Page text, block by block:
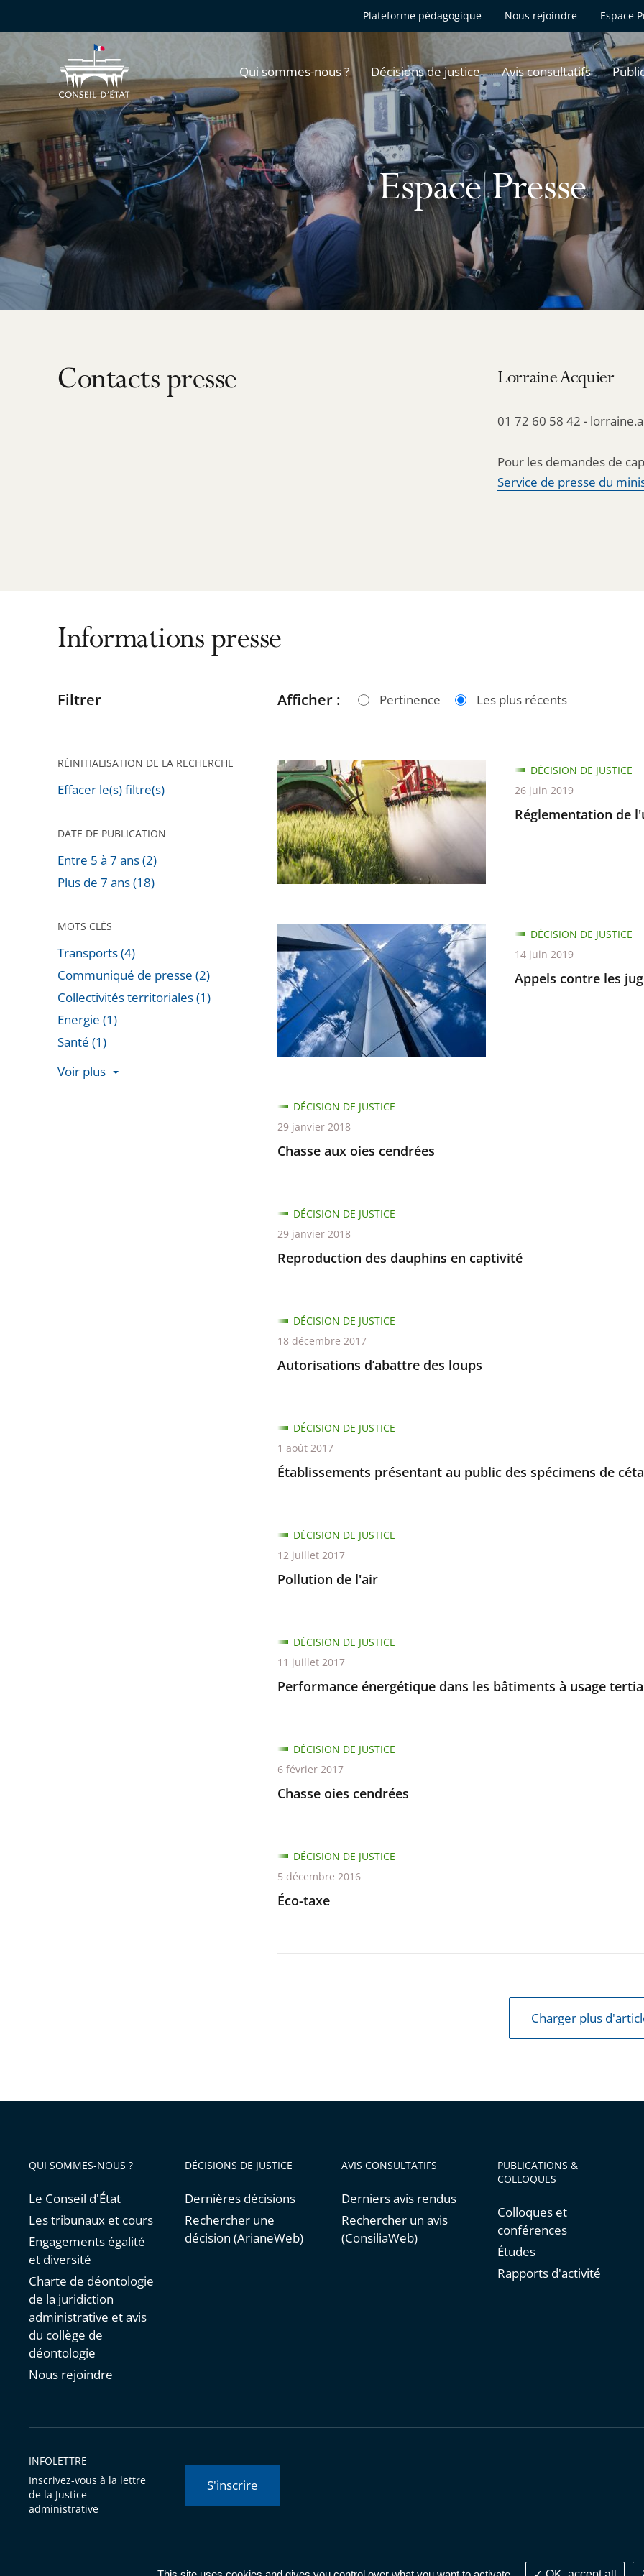
Plateforme pédagogique Nous rejoindre Espace
Qui sommes-nous ? Décisions de justice Avis consultatifs
Espace Presse
Contacts presse Lorraine Acquier
01 72 60 58 42 -
Pour les demandes de
Service de presse du
Informations presse
Passer
pour
après
Filtrer
RÉINITIALISATION DE LA RECHERCHE
Effacer le(s) filtre(s)
DATE DE PUBLICATION
Entre 5 à 7 ans (2)
Plus de 7 ans (18)
MOTS CLÉS
Transports (4)
Communiqué de presse (2)
Collectivités territoriales (1)
Energie (1)
Santé (1)
Voir plus
Afficher : Pertinence Les plus récents
Réglementation
de
l'usage
des
pesticides
Réglementation de
DÉCISION DE JUSTICE
26 juin 2019
Appels
contre
les
jugements
relatifs
à
la
Triangle
»
Appels contre les
DÉCISION DE JUSTICE
14 juin 2019
Chasse aux oies cendrées
DÉCISION DE JUSTICE
29 janvier 2018
Reproduction des dauphins en captivité
DÉCISION DE JUSTICE
29 janvier 2018
Autorisations d’abattre des loups
DÉCISION DE JUSTICE
18 décembre 2017
Établissements présentant au public des spécimens de
DÉCISION DE JUSTICE
1 août 2017
Pollution de l'air
DÉCISION DE JUSTICE
12 juillet 2017
Performance énergétique dans les bâtiments à usage
DÉCISION DE JUSTICE
11 juillet 2017
Chasse oies cendrées
DÉCISION DE JUSTICE
6 février 2017
Éco-taxe
DÉCISION DE JUSTICE
5 décembre 2016
Charger plus
QUI SOMMES-NOUS ?
Le Conseil d'État
Les tribunaux et cours
Engagements égalité
et diversité
Charte de déontologie
de la juridiction
administrative et avis
du collège de
déontologie
Nous rejoindre
DÉCISIONS DE JUSTICE
Dernières décisions
Rechercher une
décision (ArianeWeb)
AVIS CONSULTATIFS
Derniers avis rendus
Rechercher un avis
(ConsiliaWeb)
PUBLICATIONS &
COLLOQUES
Colloques et
conférences
Études
Rapports d'activité
INFOLETTRE
Inscrivez-vous à la lettre
de la Justice
administrative
S'inscrire
Publications administratives-Accessibilité :